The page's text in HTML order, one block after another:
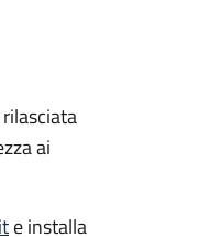
ai
e installa